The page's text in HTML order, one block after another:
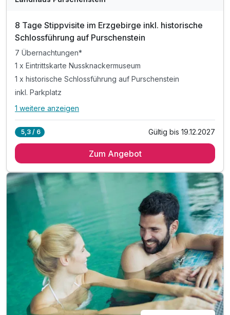
8 Tage Stippvisite im Erzgebirge inkl. historische
Schlossführung auf Purschenstein
7 Übernachtungen*
1 x Eintrittskarte Nussknackermuseum
1 x historische Schlossführung auf Purschenstein
inkl. Parkplatz
Alle Inklusivleistungen
1 x Eintrittskarte Nussknackermuseum
inkl. Parkplatz
inkl. W-LAN
1 weitere anzeigen
5,3 / 6 Gültig bis 19.12.2027
Zum Angebot